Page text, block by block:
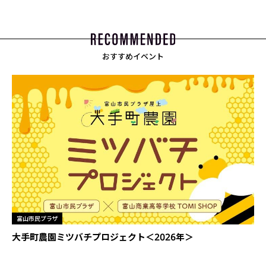
おすすめイベント
富山市民プラザ
大手町農園ミツバチプロジェクト＜2026年＞